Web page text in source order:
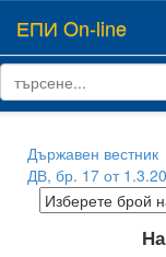
ЕПИ On-line
Държавен вестник
ДВ, бр. 17 от